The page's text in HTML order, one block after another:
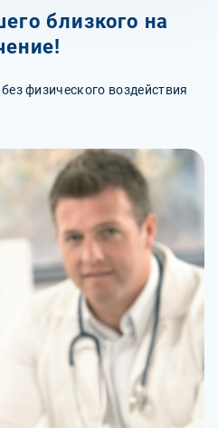
близкого на
физического воздействия